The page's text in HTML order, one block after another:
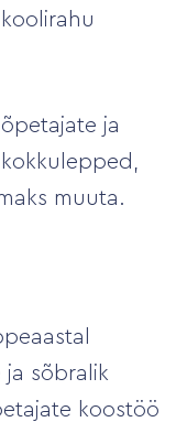
ja
muuta.
ja sõbralik
koostöö